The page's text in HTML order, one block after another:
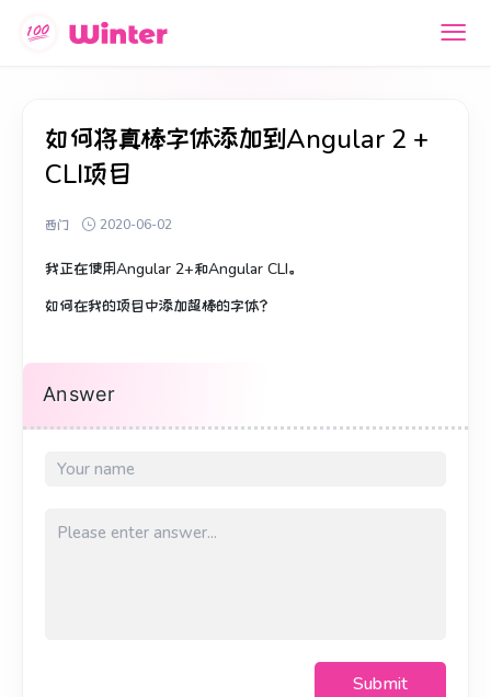
如何将真棒字体添加到Angular 2 +
CLI项目
西门 2020-06-02
我正在使用Angular 2+和Angular CLI。
如何在我的项目中添加超棒的字体？
Answer
Submit